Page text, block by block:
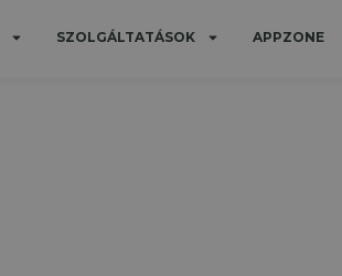
SZOLGÁLTATÁSOK APPZONE